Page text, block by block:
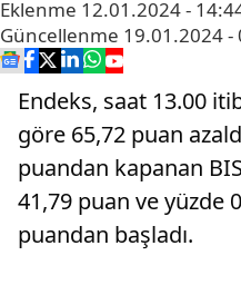
Eklenme 12.01.2024 -
Güncellenme 19.01.2024 -
Endeks, saat 13.00
göre 65,72 puan
puandan kapanan
41,79 puan ve yüzde
puandan başladı.